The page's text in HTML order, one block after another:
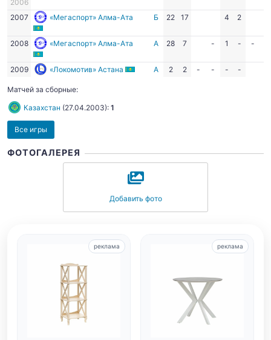
2006
2007
«Мегаспорт» Алма-Ата Б 22 17 4 2
2008 «Мегаспорт» Алма-Ата А 28 7 - 1 - -
2009 «Локомотив» Астана А 2 2 - - - -
Матчей за сборные:
Казахстан (27.04.2003): 1
Все игры
ФОТОГАЛЕРЕЯ
Добавить фото
реклама реклама